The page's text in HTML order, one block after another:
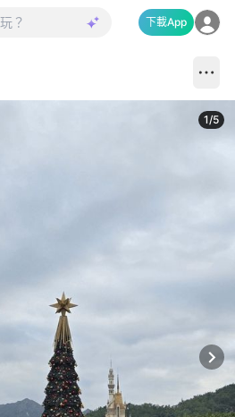
下載App
1/5